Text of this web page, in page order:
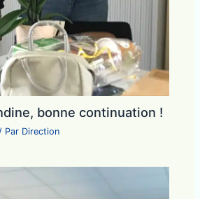
bonne continuation !
Par Direction